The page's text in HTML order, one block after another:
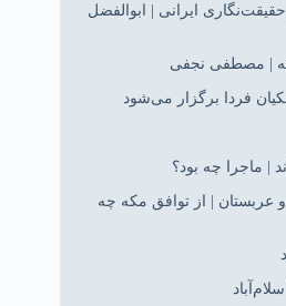
ایرانی | ابوالفضل
| مصطفی نجفی
فردا برگزار می‌شود
| ماجرا چه بود؟
عربستان | از توافق مکه چه